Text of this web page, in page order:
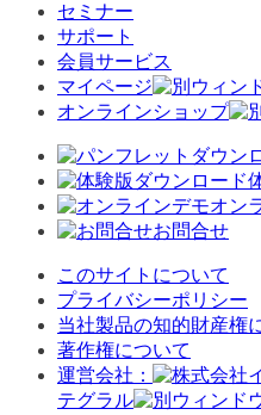
セミナー
サポート
会員サービス
マイページ
オンラインショップ
オン
お問合せ
このサイトについて
プライバシーポリシー
当社製品の知的財産権
著作権について
運営会社：
テグラル